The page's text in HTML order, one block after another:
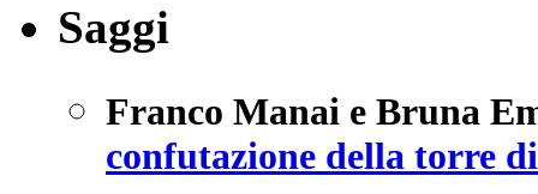
Saggi
Franco Manai e Bruna
confutazione della torre